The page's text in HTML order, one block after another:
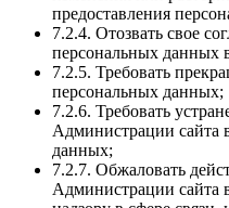
предоставления
7.2.4. Отозвать свое
персональных данных
7.2.5. Требовать
персональных данных;
7.2.6. Требовать
Администрации сайта
данных;
7.2.7. Обжаловать
Администрации сайта